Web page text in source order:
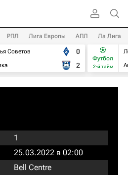
РПЛ Лига Европы АПЛ Ла Лига
Советов
0
2
Футбол
2-й тайм
1
25.03.2022 в 02:00
Bell Centre